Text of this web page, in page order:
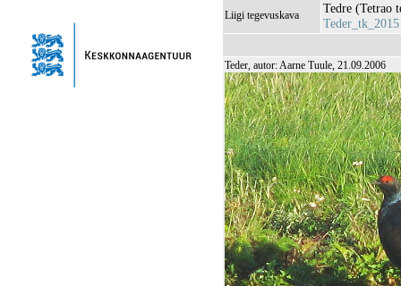
Liigi tegevuskava
Tedre (Tetrao
Teder_tk_2015
Teder, autor: Aarne Tuule, 21.09.2006